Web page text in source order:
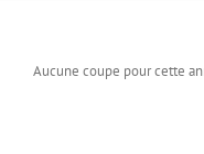
Aucune coupe pour cette